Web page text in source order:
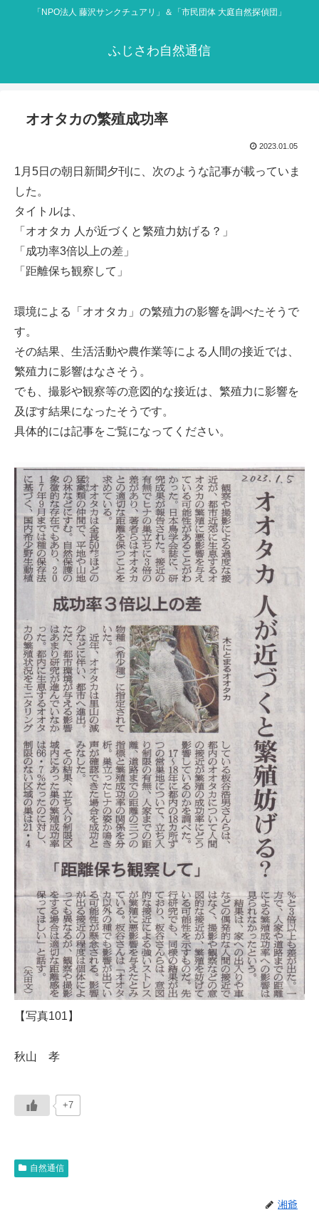
「NPO法人 藤沢サンクチュアリ」＆「市民団体 大庭自然探偵団」
ふじさわ自然通信
オオタカの繁殖成功率
2023.01.05
1月5日の朝日新聞夕刊に、次のような記事が載っていま
した。
タイトルは、
「オオタカ 人が近づくと繁殖力妨げる？」
「成功率3倍以上の差」
「距離保ち観察して」
環境による「オオタカ」の繁殖力の影響を調べたそうで
す。
その結果、生活活動や農作業等による人間の接近では、
繁殖力に影響はなさそう。
でも、撮影や観察等の意図的な接近は、繁殖力に影響を
及ぼす結果になったそうです。
具体的には記事をご覧になってください。
【写真101】
秋山 孝
+7
自然通信
湘爺